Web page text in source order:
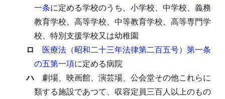
一条に定める学校のうち、小学校、中学校、義務
教育学校、高等学校、中等教育学校、高等専門学
校、特別支援学校又は幼稚園
ロ
医療法（昭和二十三年法律第二百五号）第一条
の五第一項に定める病院
ハ
劇場、映画館、演芸場、公会堂その他これらに
類する施設であつて、収容定員三百人以上のもの